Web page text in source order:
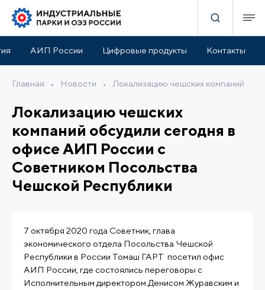
АИП России Цифровые продукты Контакты
Главная • Новости •
Локализацию чешских
компаний обсудили сегодня в
офисе АИП России с
Советником Посольства
Чешской Республики
7 октября 2020 года Советник, глава
экономического отдела Посольства Чешской
Республики в России Томаш ГАРТ посетил офис
АИП России, где состоялись переговоры с
Исполнительным директором Денисом Журавским и